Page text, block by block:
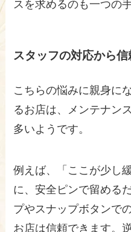
スを求めるのも一つの
スタッフの対応から
こちらの悩みに親身に
るお店は、メンテナン
多いようです。
例えば、「ここが少し
に、安全ピンで留める
プやスナップボタンで
お店は信頼できます。